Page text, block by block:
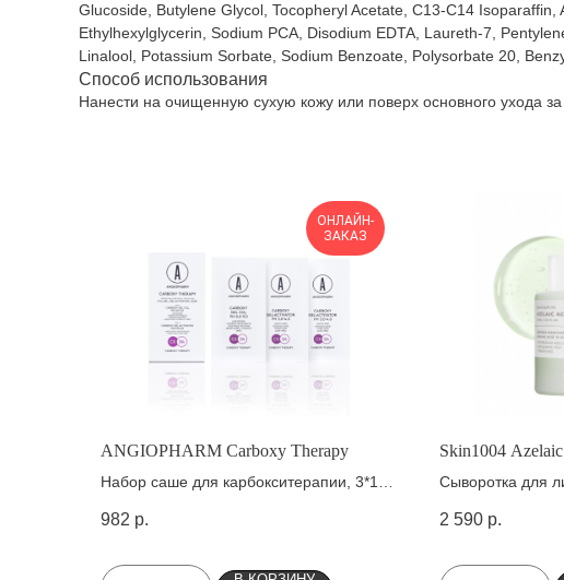
Glucoside, Butylene Glycol, Tocopheryl Acetate, C13-C14
Ethylhexylglycerin, Sodium PCA, Disodium EDTA, Laureth-7,
Linalool, Potassium Sorbate, Sodium Benzoate, Polysorbate 20,
Способ использования
Нанести на очищенную сухую кожу или поверх основного ухода
ОНЛАЙН-
ЗАКАЗ
ANGIOPHARM Carboxy Therapy
Набор саше для карбокситерапии, 3*15
982 р.
Skin1004
Сыворотка для
2 590 р.